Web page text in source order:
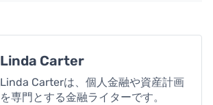
Linda Carter
Linda Carterは、個人金融や資産計画
を専門とする金融ライターです。